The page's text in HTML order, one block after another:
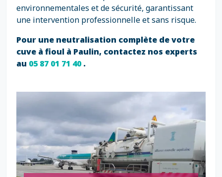
environnementales et de sécurité, garantissant
une intervention professionnelle et sans risque.
Pour une neutralisation complète de votre
cuve à fioul à Paulin, contactez nos experts
au 05 87 01 71 40.